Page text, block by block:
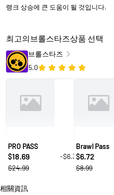
랭크 상승에 큰 도움이 될 것입니다.
최고의브롤스타즈상품 선택
브롤스타즈
5.0
PRO PASS
$18.69
-$6.3
$24.99
Brawl Pass
$6.72
$8.99
相關資訊